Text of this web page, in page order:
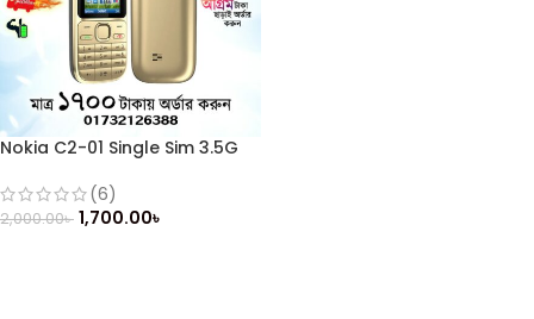
Nokia C2-01 Single Sim 3.5G
(6)
2,000.00৳ 1,700.00৳